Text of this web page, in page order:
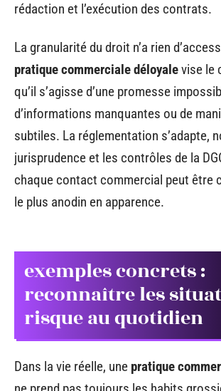
rédaction et l’exécution des contrats.
La granularité du droit n’a rien
pratique commerciale déloyalevise le
qu’il s’agisse d’une promesse
d’informations manquantes ou de
subtiles. La réglementation s’adapte,
jurisprudence et les contrôles de la
chaque contact commercial peut être
le plus anodin en apparence.
exemples concrets :
reconnaître les
risque au quotidien
Dans la vie réelle, une pratique